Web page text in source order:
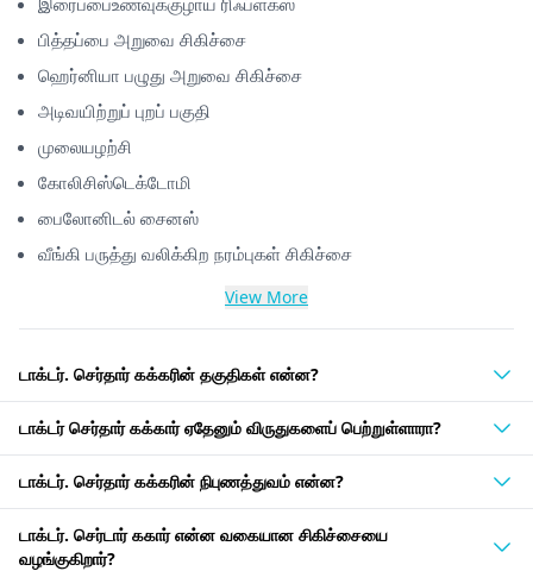
பித்தப்பை அறுவை சிகிச்சை
ஹெர்னியா பழுது அறுவை சிகிச்சை
அடிவயிற்றுப் புறப் பகுதி
முலையழற்சி
கோலிசிஸ்டெக்டோமி
பைலோனிடல் சைனஸ்
வீங்கி பருத்து வலிக்கிற நரம்புகள் சிகிச்சை
View More
டாக்டர். செர்தார் கக்கரின் தகுதிகள் என்ன?
டாக்டர் செர்தார் கக்கார் ஏதேனும் விருதுகளைப் பெற்றுள்ளாரா?
டாக்டர். செர்தார் கக்கரின் நிபுணத்துவம் என்ன?
டாக்டர். செர்டார் ககார் என்ன வகையான சிகிச்சையை
வழங்குகிறார்?